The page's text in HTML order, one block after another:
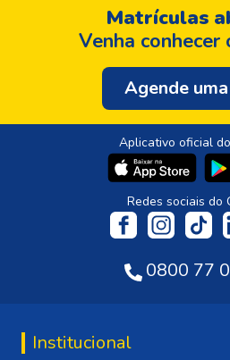
Matrículas
Venha conhecer
Agende
Aplicativo oficial
Redes sociais do
0800 77
Institucional